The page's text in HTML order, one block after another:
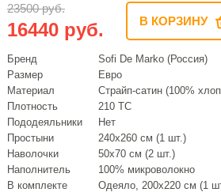
23500 руб.
16440 руб. В КОРЗИНУ
Бренд
Sofi De Marko (Россия)
Размер
Евро
Материал
Страйп-сатин (100%
Плотность
210 ТС
Пододеяльники
Нет
Простыни
240х260 см (1 шт.)
Наволочки
50х70 см (2 шт.)
Наполнитель
100% микроволокно
В комплекте
Одеяло, 200х220 см (1